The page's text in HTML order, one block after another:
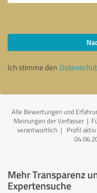
Ich stimme den
Alle Bewertungen und
Meinungen der Verfasser |
verantwortlich | Profil
Mehr Transparenz
Expertensuche